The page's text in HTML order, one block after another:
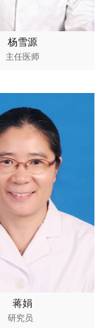
杨雪源
主任医师
蒋娟
研究员